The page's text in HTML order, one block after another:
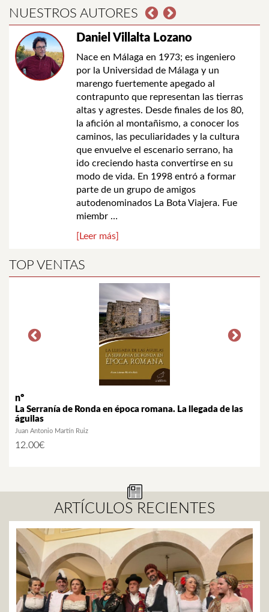
NUESTROS AUTORES
Daniel Villalta Lozano
Nace en Málaga en 1973; es ingeniero
por la Universidad de Málaga y un
marengo fuertemente apegado al
contrapunto que representan las tierras
altas y agrestes. Desde finales de los 80,
la afición al montañismo, a conocer los
caminos, las peculiaridades y la cultura
que envuelve el escenario serrano, ha
ido creciendo hasta convertirse en su
modo de vida. En 1998 entró a formar
parte de un grupo de amigos
autodenominados La Bota Viajera. Fue
miembr …
[Leer más]
TOP VENTAS
nº
La Serranía de Ronda en época romana. La llegada de las
águilas
Juan Antonio Martín Ruiz
12.00€
ARTÍCULOS RECIENTES